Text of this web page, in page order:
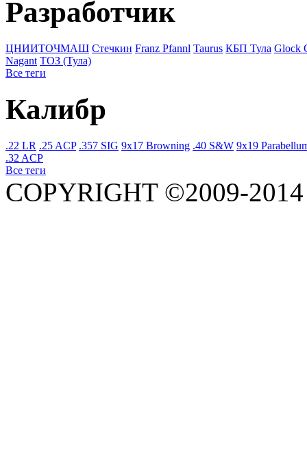
Разработчик
ЦНИИТОЧМАШ Стечкин Franz Pfannl Taurus КБП Тула Glock
Nagant ТОЗ (Тула)
Все теги
Калибр
.22 LR .25 ACP .357 SIG 9x17 Browning .40 S&W 9x19
.32 ACP
Все теги
COPYRIGHT ©2009-